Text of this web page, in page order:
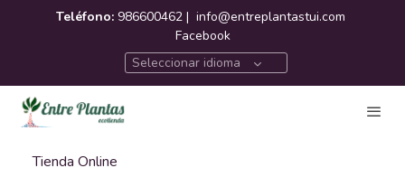
Teléfono: 986600462 | info@entreplantastui.com
Facebook
Seleccionar idioma
Tienda Online